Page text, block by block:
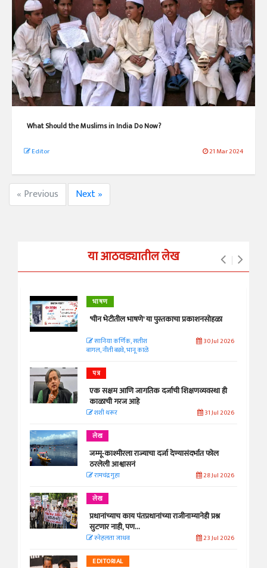
What Should the Muslims in India Do Now?
Editor 21 Mar 2024
« Previous Next »
या आठवड्यातील लेख
भाषण
'चीन भेटीतील भाषणे' या पुस्तकाचा प्रकाशनसोहळा
सानिया कर्णिक, सतीश
बागल, नीती बडवे, भानू काळे
30 Jul 2026
पत्र
एक सक्षम आणि जागतिक दर्जाची शिक्षणव्यवस्था ही
काळाची गरज आहे
शशी थरूर 31 Jul 2026
लेख
जम्मू-काश्मीरला राज्याचा दर्जा देण्यासंदर्भात फोल
ठरलेली आश्वासनं
रामचंद्र गुहा 28 Jul 2026
लेख
प्रधानांच्याच काय पंतप्रधानांच्या राजीनाम्यानेही प्रश्न
सुटणार नाही, पण...
स्नेहलता जाधव 23 Jul 2026
EDITORIAL